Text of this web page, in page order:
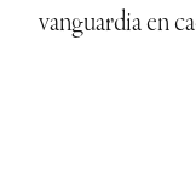
vanguardia en